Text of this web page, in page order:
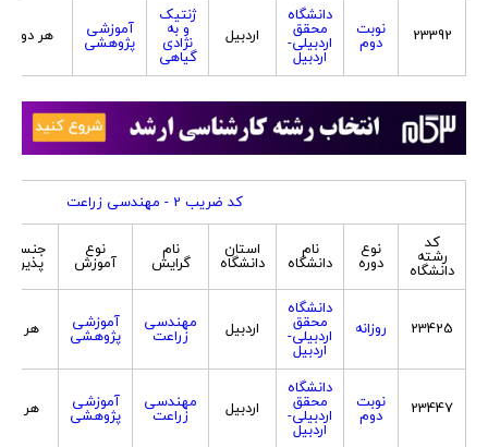
23392 نوبت
دوم
دانشگاه
محقق
اردبیلی-
اردبیل
اردبیل
ژنتیک
و به
نژادی
گیاهی
آموزشی
پژوهشی هر دو
کد ضریب 2 - مهندسی زراعت
کد
رشته
دانشگاه
نوع
دوره
نام
دانشگاه
استان
دانشگاه
نام
گرایش
نوع
آموزش
جنسیت
پذیرش
23425 روزانه
دانشگاه
محقق
اردبیلی-
اردبیل
اردبیل مهندسی
زراعت
آموزشی
پژوهشی هر دو
23447 نوبت
دوم
دانشگاه
محقق
اردبیلی-
اردبیل
اردبیل مهندسی
زراعت
آموزشی
پژوهشی هر دو